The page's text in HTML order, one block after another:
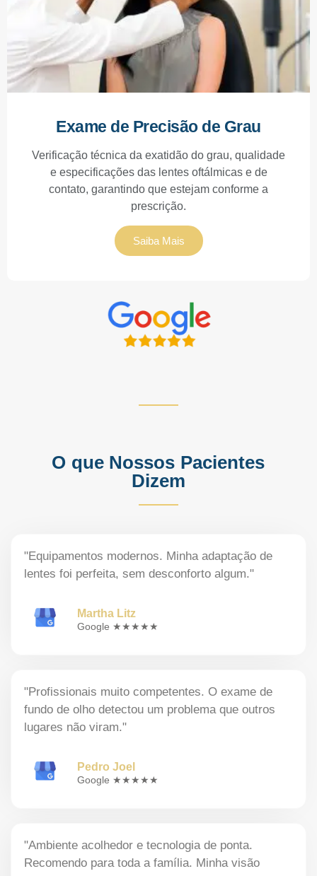
Exame de Precisão de Grau
Verificação técnica da exatidão do grau, qualidade
e especificações das lentes oftálmicas e de
contato, garantindo que estejam conforme a
prescrição.
Saiba Mais
O que Nossos Pacientes
Dizem
"Equipamentos modernos. Minha adaptação de
lentes foi perfeita, sem desconforto algum."
Martha Litz
Google ★★★★★
"Profissionais muito competentes. O exame de
fundo de olho detectou um problema que outros
lugares não viram."
Pedro Joel
Google ★★★★★
"Ambiente acolhedor e tecnologia de ponta.
Recomendo para toda a família. Minha visão